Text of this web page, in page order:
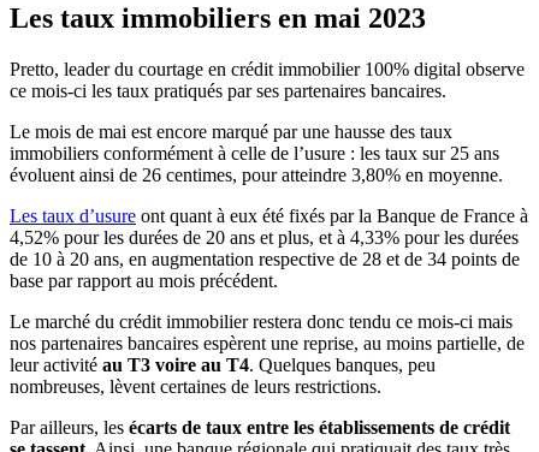
Les taux immobiliers en mai 2023
Pretto, leader du courtage en crédit immobilier 100% digital observe
ce mois-ci les taux pratiqués par ses partenaires bancaires.
Le mois de mai est encore marqué par une hausse des taux
immobiliers conformément à celle de l’usure : les taux sur 25 ans
évoluent ainsi de 26 centimes, pour atteindre 3,80% en moyenne.
Les taux d’usure ont quant à eux été fixés par la Banque de France à
4,52% pour les durées de 20 ans et plus, et à 4,33% pour les durées
de 10 à 20 ans, en augmentation respective de 28 et de 34 points de
base par rapport au mois précédent.
Le marché du crédit immobilier restera donc tendu ce mois-ci mais
nos partenaires bancaires espèrent une reprise, au moins partielle, de
leur activité au T3 voire au T4. Quelques banques, peu
nombreuses, lèvent certaines de leurs restrictions.
Par ailleurs, les écarts de taux entre les établissements de crédit